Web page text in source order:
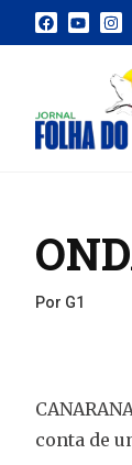
Por G1
conta de